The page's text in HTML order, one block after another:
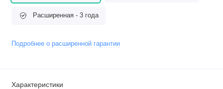
Расширенная - 3 года
Подробнее о расширенной гарантии
Характеристики